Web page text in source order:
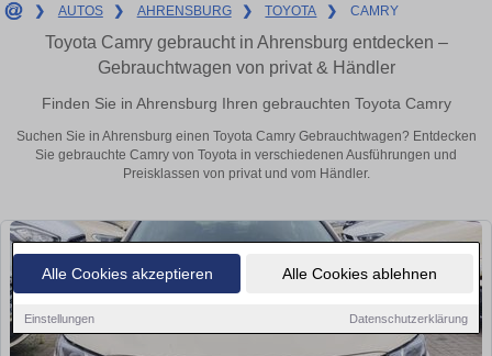
Alle Cookies akzeptieren Alle Cookies ablehnen
Einstellungen Datenschutzerklärung
❯ AUTOS ❯ AHRENSBURG ❯ TOYOTA ❯ CAMRY
Toyota Camry gebraucht in Ahrensburg entdecken –
Gebrauchtwagen von privat & Händler
Finden Sie in Ahrensburg Ihren gebrauchten Toyota Camry
Suchen Sie in Ahrensburg einen Toyota Camry Gebrauchtwagen? Entdecken
Sie gebrauchte Camry von Toyota in verschiedenen Ausführungen und
Preisklassen von privat und vom Händler.